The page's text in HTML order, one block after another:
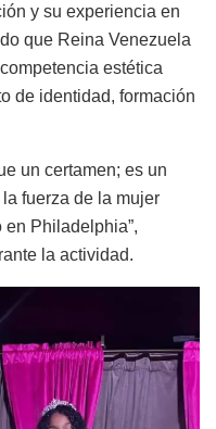
y su experiencia en
que Reina Venezuela
estética
de identidad, formación
un certamen; es un
fuerza de la mujer
Philadelphia”,
la actividad.